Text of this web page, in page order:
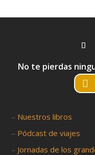
No te pierdas
– Nuestros libros
– Pódcast de viajes
– Jornadas de los